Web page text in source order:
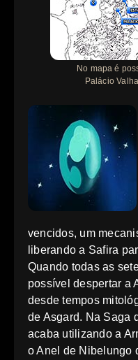
No mapa é
Palácio
vencidos, um
liberando a Safira
Quando todas as
possível despertar a
desde tempos
de Asgard. Na Saga
acaba utilizando a
o Anel de Nibelungo